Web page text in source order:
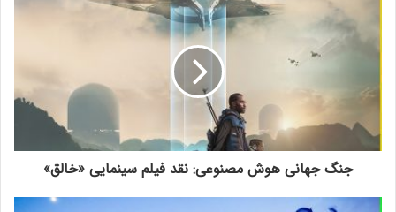
جنگ جهانی هوش مصنوعی: نقد فیلم سینمایی «خالق»